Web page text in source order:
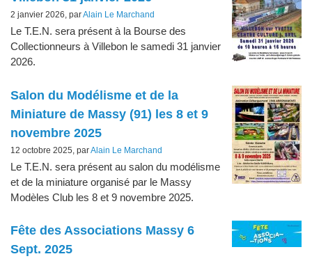
2 janvier 2026, parAlain Le Marchand
Le T.E.N. sera présent à la Bourse des
Collectionneurs à Villebon le samedi 31 janvier
2026.
Salon du Modélisme et de la
Miniature de Massy (91) les 8 et 9
novembre 2025
12 octobre 2025, parAlain Le Marchand
Le T.E.N. sera présent au salon du modélisme
et de la miniature organisé par le Massy
Modèles Club les 8 et 9 novembre 2025.
Fête des Associations Massy 6
Sept. 2025